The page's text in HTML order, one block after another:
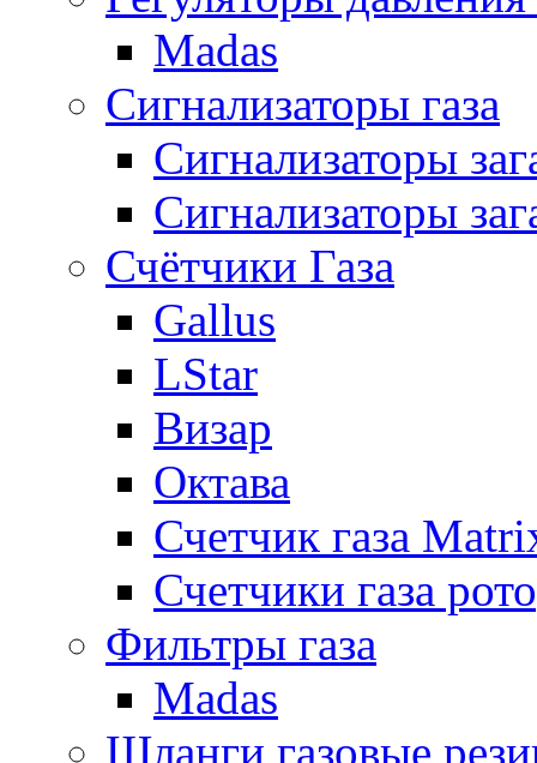
Madas
Сигнализаторы газа
Сигнализаторы
Сигнализаторы
Счётчики Газа
Gallus
LStar
Визар
Октава
Счетчик газа
Счетчики газа
Фильтры газа
Madas
Шланги газовые